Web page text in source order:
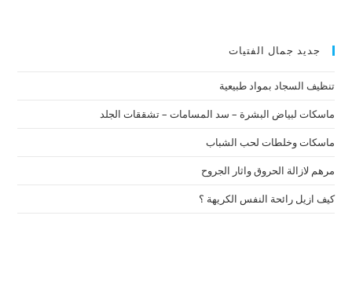
جديد جمال الفتيات
تنظيف السجاد بمواد طبيعية
ماسكات لبياض البشرة – سد المسامات – تشققات الجلد
ماسكات وخلطات لحب الشباب
مرهم لازالة الحروق واثار الجروح
كيف ازيل رائحة النفس الكريهة ؟